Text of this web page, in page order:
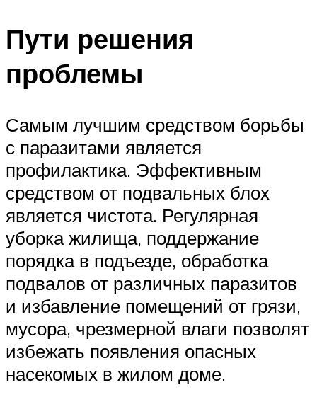
Пути решения
проблемы
Самым лучшим средством борьбы
с паразитами является
профилактика. Эффективным
средством от подвальных блох
является чистота. Регулярная
уборка жилища, поддержание
порядка в подъезде, обработка
подвалов от различных паразитов
и избавление помещений от грязи,
мусора, чрезмерной влаги позволят
избежать появления опасных
насекомых в жилом доме.